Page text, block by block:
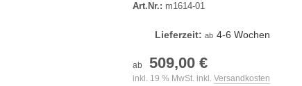
Art.Nr.: m1614-01
Lieferzeit: ab 4-6 Wochen
ab 509,00 €
inkl. 19 % MwSt. inkl. Versandkosten